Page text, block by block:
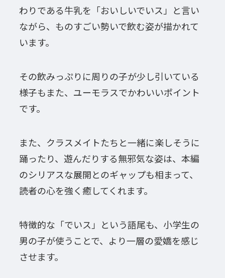
わりである牛乳を「おいしいでいス」と言い
ながら、ものすごい勢いで飲む姿が描かれて
います。
その飲みっぷりに周りの子が少し引いている
様子もまた、ユーモラスでかわいいポイント
です。
また、クラスメイトたちと一緒に楽しそうに
踊ったり、遊んだりする無邪気な姿は、本編
のシリアスな展開とのギャップも相まって、
読者の心を強く癒してくれます。
特徴的な「でいス」という語尾も、小学生の
男の子が使うことで、より一層の愛嬌を感じ
させます。